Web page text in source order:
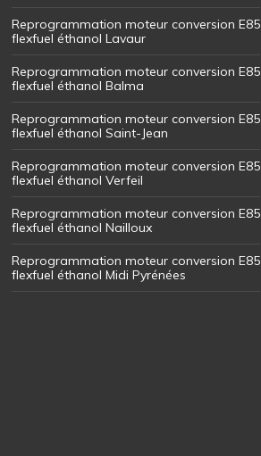
Reprogrammation moteur conversion E85
flexfuel éthanol Lavaur
Reprogrammation moteur conversion E85
flexfuel éthanol Balma
Reprogrammation moteur conversion E85
flexfuel éthanol Saint-Jean
Reprogrammation moteur conversion E85
flexfuel éthanol Verfeil
Reprogrammation moteur conversion E85
flexfuel éthanol Nailloux
Reprogrammation moteur conversion E85
flexfuel éthanol Midi Pyrénées